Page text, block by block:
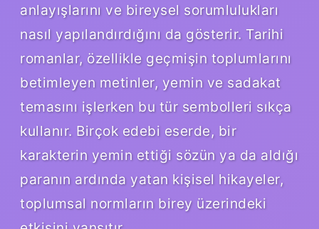
anlayışlarını ve bireysel sorumlulukları
nasıl yapılandırdığını da gösterir. Tarihi
romanlar, özellikle geçmişin toplumlarını
betimleyen metinler, yemin ve sadakat
temasını işlerken bu tür sembolleri sıkça
kullanır. Birçok edebi eserde, bir
karakterin yemin ettiği sözün ya da aldığı
paranın ardında yatan kişisel hikayeler,
toplumsal normların birey üzerindeki